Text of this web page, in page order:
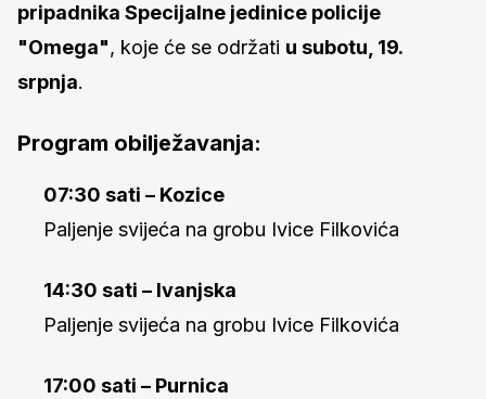
pripadnika Specijalne jedinice policije
"Omega", koje će se održati u subotu, 19.
srpnja.
Program obilježavanja:
07:30 sati – Kozice
Paljenje svijeća na grobu Ivice Filkovića
14:30 sati – Ivanjska
Paljenje svijeća na grobu Ivice Filkovića
17:00 sati – Purnica